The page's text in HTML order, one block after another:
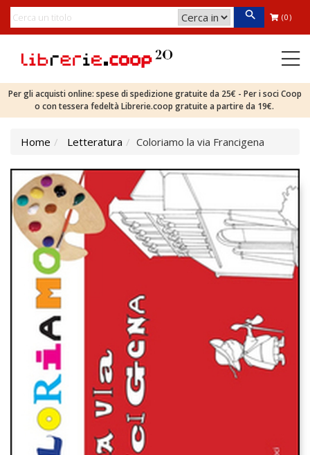
(0)
Per gli acquisti online: spese di spedizione gratuite da 25€ - Per i soci Coop
o con tessera fedeltà Librerie.coop gratuite a partire da 19€.
Home Letteratura Coloriamo la via Francigena